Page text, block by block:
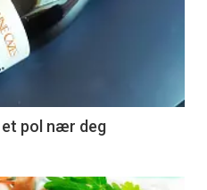
et pol nær deg